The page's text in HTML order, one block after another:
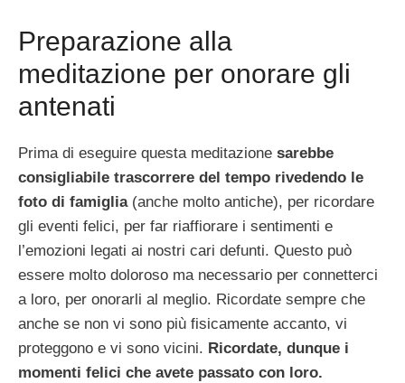
Preparazione alla
meditazione per onorare gli
antenati
Prima di eseguire questa meditazione sarebbe
consigliabile trascorrere del tempo rivedendo le
foto di famiglia(anche molto antiche), per ricordare
gli eventi felici, per far riaffiorare i sentimenti e
l’emozioni legati ai nostri cari defunti. Questo può
essere molto doloroso ma necessario per connetterci
a loro, per onorarli al meglio. Ricordate sempre che
anche se non vi sono più fisicamente accanto, vi
proteggono e vi sono vicini. Ricordate, dunque i
momenti felici che avete passato con loro.